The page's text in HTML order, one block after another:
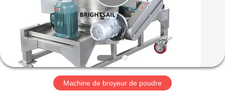
VIDÉOS
AU
SUJET
Machine de broyeur de poudre